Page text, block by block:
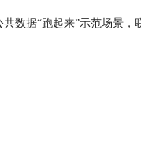
数据“跑起来”示范场景，